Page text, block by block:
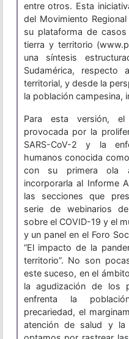
entre otros. Esta
del Movimiento
su plataforma de
tierra y territorio
una síntesis
Sudamérica,
territorial, y desde la
la población campesina,
Para esta versión,
provocada por la
SARS-CoV-2 y la
humanos conocida
con su primera ola
incorporarla al Informe
las secciones que
serie de webinarios
sobre el COVID-19 y el
y un panel en el Foro
“El impacto de la
territorio”. No son
este suceso, en el
la agudización de los
enfrenta la
precariedad, el
atención de salud y la